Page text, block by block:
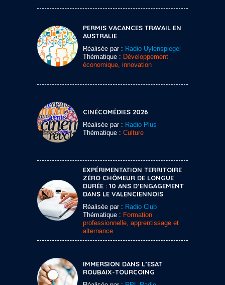
PERMIS VACANCES TRAVAIL EN
AUSTRALIE
Réalisée par : Radio Uylenspiegel
Thématique : Développement
économique, innovation
CINÉCOMÉDIES 2026
Réalisée par : Radio Plus
Thématique : Culture
EXPÉRIMENTATION TERRITOIRE
ZÉRO CHÔMEUR DE LONGUE
DURÉE : 10 ANS D’ENGAGEMENT
DANS LE VALENCIENNOIS
Réalisée par : Radio Club
Thématique : Formation
professionnelle, apprentissage et
alternance
IMMERSION DANS L’ESAT
ROUBAIX-TOURCOING